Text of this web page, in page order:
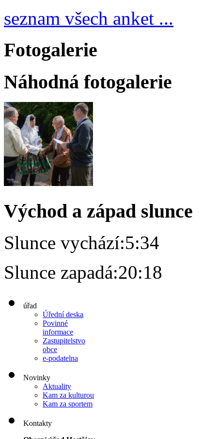
seznam všech anket ...
Fotogalerie
Náhodná fotogalerie
Východ a západ slunce
Slunce vychází:5:34
Slunce zapadá:20:18
úřad
Úřední deska
Povinné
informace
Zastupitelstvo
obce
e-podatelna
Novinky
Aktuality
Kam za kulturou
Kam za sportem
Kontakty